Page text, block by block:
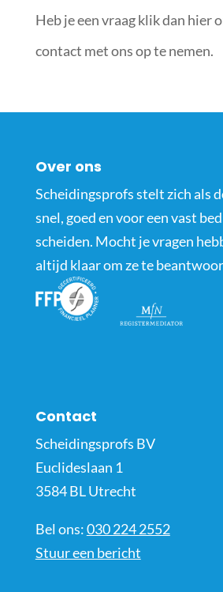
Heb je een vraag klik dan hier
contact met ons op te nemen.
Over ons
Scheidingsprofs stelt zich als
snel, goed en voor een vast
scheiden. Mocht je vragen
altijd klaar om ze te
Contact
Scheidingsprofs BV
Euclideslaan 1
3584 BL Utrecht
Bel ons:030 224 2552
Stuur een bericht